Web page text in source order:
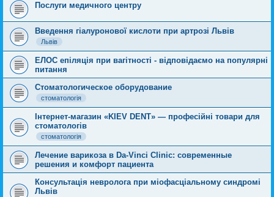
Послуги медичного центру
Введення гіалуронової кислоти при артрозі Львів
Львів
ЕЛОС епіляція при вагітності - відповідаємо на популярні
питання
Стоматологическое оборудование
стоматологія
Інтернет-магазин «KIEV DENT» — професійні товари для
стоматологів
стоматологія
Лечение варикоза в Da-Vinci Clinic: современные
решения и комфорт пациента
Консультація невролога при міофасціальному синдромі
Львів